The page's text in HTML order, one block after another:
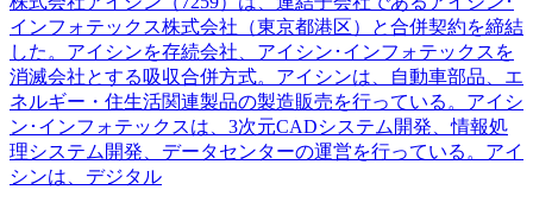
インフォテックス株式会社（東京都港区）と合併契約を締結
した。アイシンを存続会社、アイシン･インフォテックスを
消滅会社とする吸収合併方式。アイシンは、自動車部品、エ
ネルギー・住生活関連製品の製造販売を行っている。アイシ
ン･インフォテックスは、3次元CADシステム開発、情報処
理システム開発、データセンターの運営を行っている。アイ
シンは、デジタル